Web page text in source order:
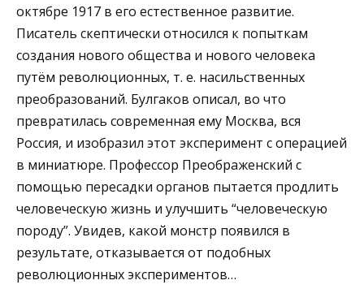
октябре 1917 в его естественное развитие.
Писатель скептически относился к попыткам
создания нового общества и нового человека
путём революционных, т. е. насильственных
преобразований. Булгаков описал, во что
превратилась современная ему Москва, вся
Россия, и изобразил этот эксперимент с операцией
в миниатюре. Профессор Преображенский с
помощью пересадки органов пытается продлить
человеческую жизнь и улучшить “человеческую
породу”. Увидев, какой монстр появился в
результате, отказывается от подобных
революционных экспериментов…